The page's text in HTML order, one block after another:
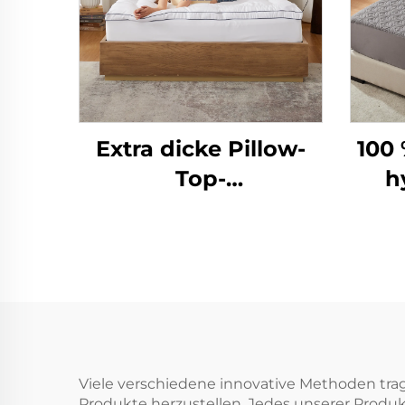
Extra dicke Pillow-
Top-
100
Viele verschiedene innovative Methoden